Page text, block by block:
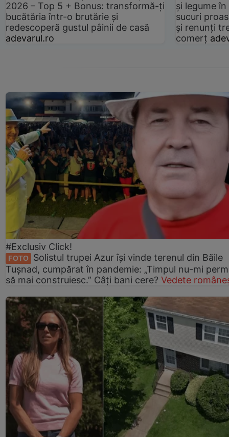
2026 – Top 5 + Bonus: transformă-ți
bucătăria într-o brutărie și
redescoperă gustul pâinii de casă
adevarul.ro
și legume
sucuri
și renunți
comerț
#Exclusiv Click!
FOTO
Solistul trupei Azur își vinde terenul din Băile
Tușnad, cumpărat în pandemie: „Timpul nu-mi
să mai construiesc.” Câți bani cere? Vedete